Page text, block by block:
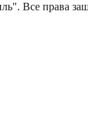
Все права